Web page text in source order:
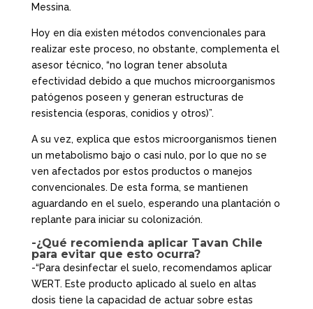
Messina.
Hoy en día existen métodos convencionales para
realizar este proceso, no obstante, complementa el
asesor técnico, “no logran tener absoluta
efectividad debido a que muchos microorganismos
patógenos poseen y generan estructuras de
resistencia (esporas, conidios y otros)”.
A su vez, explica que estos microorganismos tienen
un metabolismo bajo o casi nulo, por lo que no se
ven afectados por estos productos o manejos
convencionales. De esta forma, se mantienen
aguardando en el suelo, esperando una plantación o
replante para iniciar su colonización.
-¿Qué recomienda aplicar Tavan Chile
para evitar que esto ocurra?
-“Para desinfectar el suelo, recomendamos aplicar
WERT. Este producto aplicado al suelo en altas
dosis tiene la capacidad de actuar sobre estas